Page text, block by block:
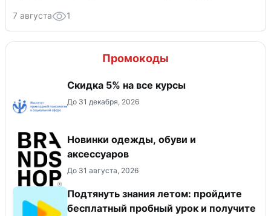
7 августа 1
Промокоды
Скидка 5% на все курсы
До 31 декабря, 2026
Новинки одежды, обуви и
аксессуаров
До 31 августа, 2026
Подтянуть знания летом: пройдите
бесплатный пробный урок и получите